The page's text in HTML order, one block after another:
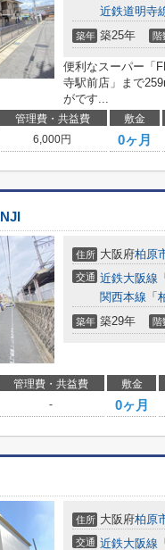
近鉄道明寺
築年 築25年 階
便利なスーパー「
寺駅前店」まで
がです...
管理費・共益費 敷金
6,000円 0ヶ月
住所 大阪府柏原
交通 近鉄大阪線 「
関西本線 「
築年 築29年 階
管理費・共益費 敷金
- 0ヶ月
住所 大阪府柏原
交通 近鉄大阪線 「